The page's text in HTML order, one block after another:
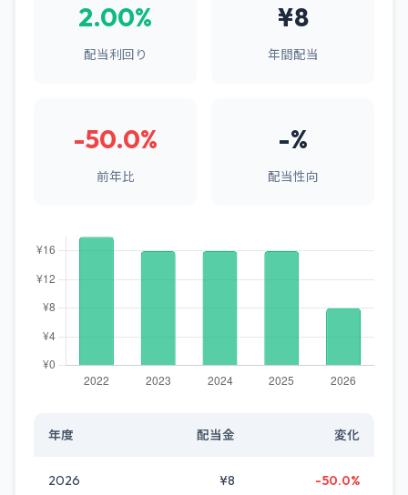
2.00%
配当利回り
¥8
年間配当
-50.0%
前年比
-%
配当性向
年度 配当金 変化
2026 ¥8 -50.0%